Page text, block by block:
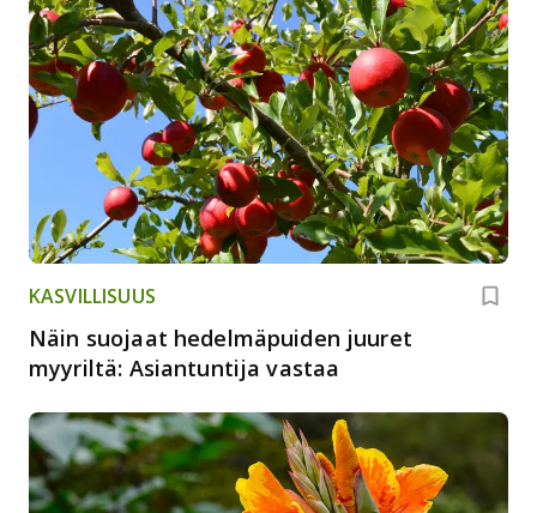
KASVILLISUUS
Näin suojaat hedelmäpuiden juuret
myyriltä: Asiantuntija vastaa